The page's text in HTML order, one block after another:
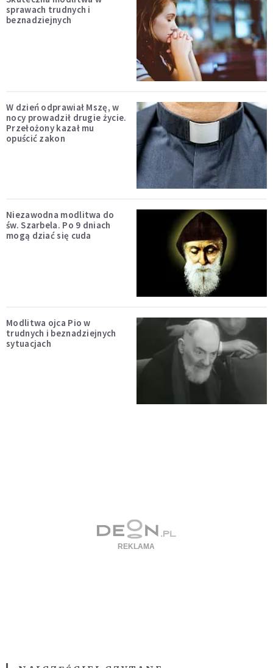
sprawach trudnych i
beznadziejnych
W dzień odprawiał Mszę, w
nocy prowadził drugie życie.
Przełożony kazał mu
opuścić zakon
Niezawodna modlitwa do
św. Szarbela. Po 9 dniach
mogą dziać się cuda
Modlitwa ojca Pio w
trudnych i beznadziejnych
sytuacjach